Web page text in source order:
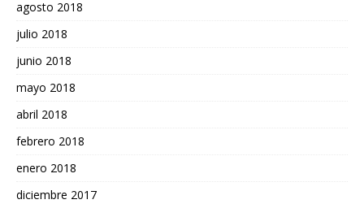
agosto 2018
julio 2018
junio 2018
mayo 2018
abril 2018
febrero 2018
enero 2018
diciembre 2017